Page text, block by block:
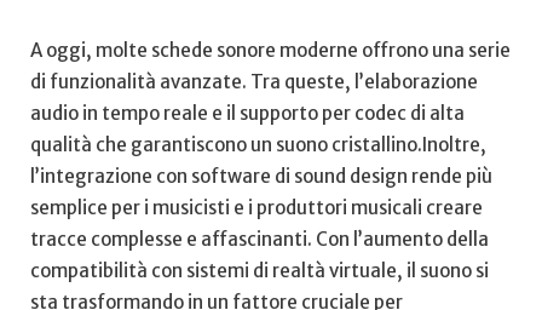
A oggi, molte schede sonore moderne offrono una serie
di ​funzionalità avanzate. Tra queste, l’elaborazione
audio‍ in tempo reale⁢ e il supporto per codec di alta
qualità che garantiscono un suono cristallino.Inoltre,
l’integrazione con software di sound design ​rende più
semplice per i musicisti⁣ e i produttori‌ musicali creare
tracce complesse e affascinanti. Con l’aumento della
compatibilità⁢ con sistemi di realtà ⁤virtuale, il suono si
sta trasformando in un fattore cruciale per